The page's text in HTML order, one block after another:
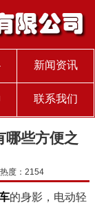
新闻资讯
联系我们
哪些方便之
度：2154
的身影，电动轻